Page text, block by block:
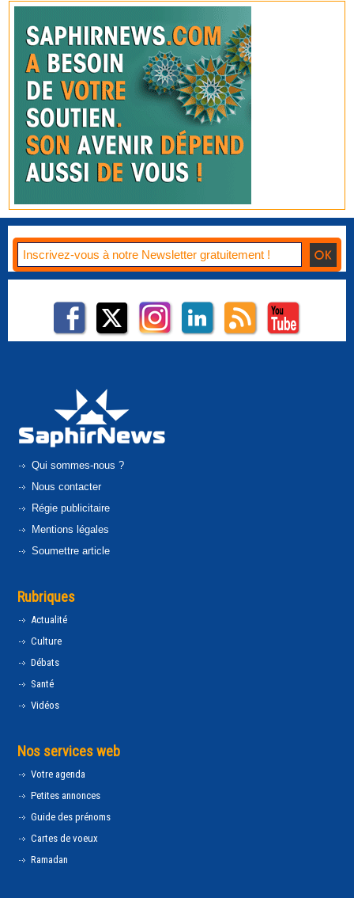
Qui sommes-nous ?
Nous contacter
Régie publicitaire
Mentions légales
Soumettre article
Rubriques
Actualité
Culture
Débats
Santé
Vidéos
Nos services web
Votre agenda
Petites annonces
Guide des prénoms
Cartes de voeux
Ramadan